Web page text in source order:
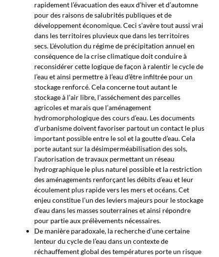
rapidement l’évacuation des eaux d’hiver et d’automne
pour des raisons de salubrités publiques et de
développement économique. Ceci s’avère tout aussi vrai
dans les territoires pluvieux que dans les territoires
secs. L’évolution du régime de précipitation annuel en
conséquence de la crise climatique doit conduire à
reconsidérer cette logique de façon à ralentir le cycle de
l’eau et ainsi permettre à l’eau d’être infiltrée pour un
stockage renforcé. Cela concerne tout autant le
stockage à l’air libre, l’asséchement des parcelles
agricoles et marais que l’aménagement
hydromorphologique des cours d’eau. Les documents
d’urbanisme doivent favoriser partout un contact le plus
important possible entre le sol et la goutte d’eau. Cela
porte autant sur la désimperméabilisation des sols,
l’autorisation de travaux permettant un réseau
hydrographique le plus naturel possible et la restriction
des aménagements renforçant les débits d’eau et leur
écoulement plus rapide vers les mers et océans. Cet
enjeu constitue l’un des leviers majeurs pour le stockage
d’eau dans les masses souterraines et ainsi répondre
pour partie aux prélèvements nécessaires.
De manière paradoxale, la recherche d’une certaine
lenteur du cycle de l’eau dans un contexte de
réchauffement global des températures porte un risque